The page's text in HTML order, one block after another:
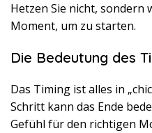
Hetzen Sie nicht, sondern
Moment, um zu starten.
Die Bedeutung des
Das Timing ist alles in
Schritt kann das Ende
Gefühl für den richtigen